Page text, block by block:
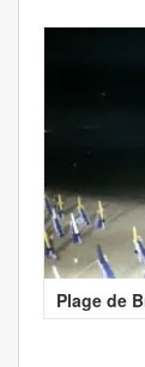
Plage de